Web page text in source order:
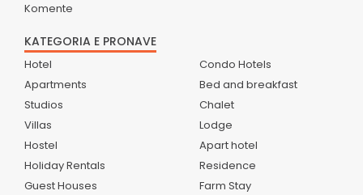
Komente
KATEGORIA E PRONAVE
Hotel
Apartments
Studios
Villas
Hostel
Holiday Rentals
Guest Houses
Condo Hotels
Bed and breakfast
Chalet
Lodge
Apart hotel
Residence
Farm Stay